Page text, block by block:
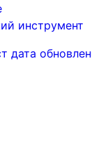
инструмент
дата